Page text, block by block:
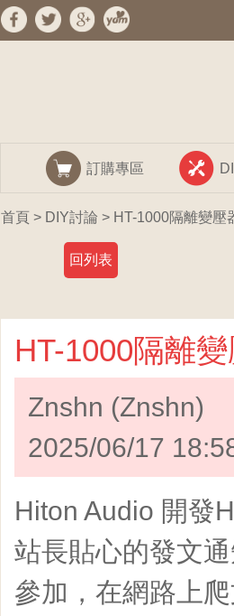
訂購專區
首頁 > DIY討論 > ​HT-1000隔離變壓
回列表
​HT-1000隔離
Znshn (Znshn)
2025/06/17
Hiton Audio 開發
站長貼心的發文
參加，在網路上